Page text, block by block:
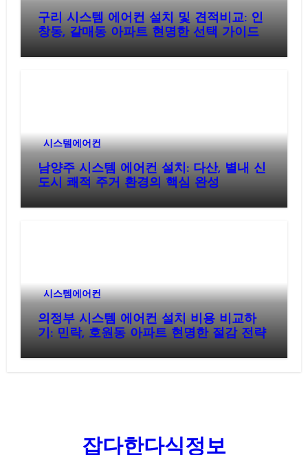
구리 시스템 에어컨 설치 및 견적비교: 인
창동, 갈매동 아파트 현명한 선택 가이드
시스템에어컨
남양주 시스템 에어컨 설치: 다산, 별내 신
도시 쾌적 주거 환경의 핵심 완성
시스템에어컨
의정부 시스템 에어컨 설치 비용 비교하
기: 민락, 호원동 아파트 현명한 절감 전략
잡다한다식정보